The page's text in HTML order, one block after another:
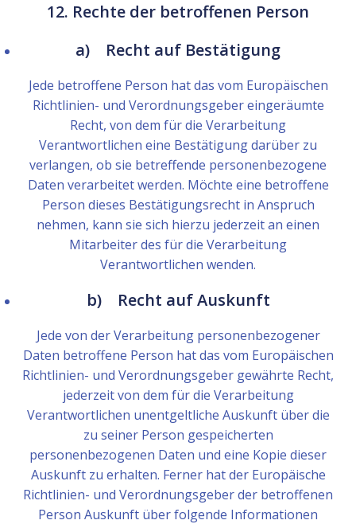
12. Rechte der betroffenen Person
a) Recht auf Bestätigung
Jede betroffene Person hat das vom Europäischen
Richtlinien- und Verordnungsgeber eingeräumte
Recht, von dem für die Verarbeitung
Verantwortlichen eine Bestätigung darüber zu
verlangen, ob sie betreffende personenbezogene
Daten verarbeitet werden. Möchte eine betroffene
Person dieses Bestätigungsrecht in Anspruch
nehmen, kann sie sich hierzu jederzeit an einen
Mitarbeiter des für die Verarbeitung
Verantwortlichen wenden.
b) Recht auf Auskunft
Jede von der Verarbeitung personenbezogener
Daten betroffene Person hat das vom Europäischen
Richtlinien- und Verordnungsgeber gewährte Recht,
jederzeit von dem für die Verarbeitung
Verantwortlichen unentgeltliche Auskunft über die
zu seiner Person gespeicherten
personenbezogenen Daten und eine Kopie dieser
Auskunft zu erhalten. Ferner hat der Europäische
Richtlinien- und Verordnungsgeber der betroffenen
Person Auskunft über folgende Informationen